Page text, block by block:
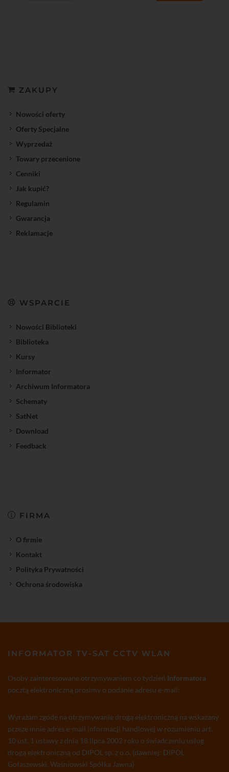
ZAKUPY
Nowości oferty
Oferty Specjalne
Wyprzedaż
Towary przecenione
Cenniki
Jak kupić?
Regulamin
Gwarancja
Reklamacje
WSPARCIE
Nowości Biblioteki
Biblioteka
Kursy
Informator
Archiwum Informatora
Schematy
SatNet
Download
Feedback
FIRMA
O firmie
Kontakt
Polityka Prywatności
Ochrona środowiska
INFORMATOR TV-SAT CCTV WLAN
Osoby zainteresowane otrzymywaniem co tydzień Informatora
pocztą elektroniczną prosimy o podanie adresu e-mail:
Wyrażam zgodę na otrzymywanie drogą elektroniczną na wskazany
przeze mnie adres e-mail informacji handlowej w rozumieniu art.
10 ust. 1 ustawy z dnia 18 lipca 2002 roku o świadczeniu usług
drogą elektroniczną od DIPOL sp. z o.o. (dawniej: DIPOL
Gołaszewski, Waśniowski Spółka Jawna)